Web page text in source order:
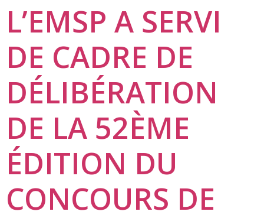
L’EMSP A SERVI
DE CADRE DE
DÉLIBÉRATION
DE LA 52ÈME
ÉDITION DU
CONCOURS DE